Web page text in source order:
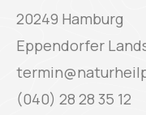
20249 Hamburg
Eppendorfer
(040) 28 28 35 12